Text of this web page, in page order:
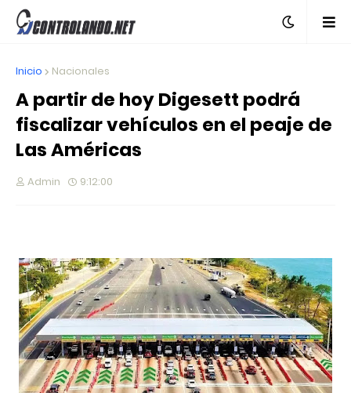
Inicio Nacionales
A partir de hoy Digesett podrá
fiscalizar vehículos en el peaje de
Las Américas
Admin 9:12:00